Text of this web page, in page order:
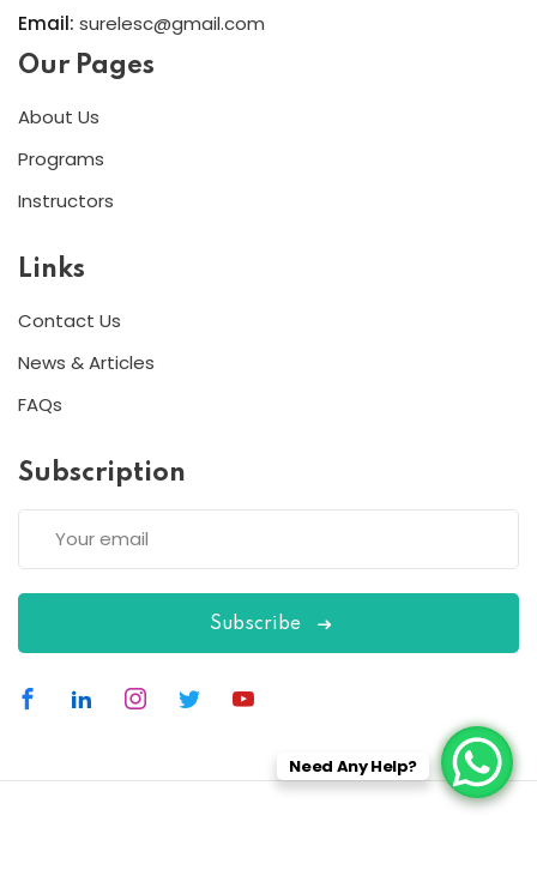
Email: surelesc@gmail.com
Our Pages
About Us
Programs
Instructors
Links
Contact Us
News & Articles
FAQs
Subscription
Subscribe
Need Any Help?